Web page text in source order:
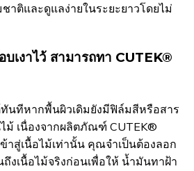
าติและดูแลง่ายในระยะยาวโดยไม่
บเงาไว้ สามารถทา CUTEK®
นทีหากพื้นผิวเดิมยังมีฟิล์มสีหรือสาร
ม้ เนื่องจากผลิตภัณฑ์ CUTEK®
าสู่เนื้อไม้เท่านั้น คุณจำเป็นต้องลอก
งเนื้อไม้จริงก่อนเพื่อให้ น้ำมันทาฝ้า